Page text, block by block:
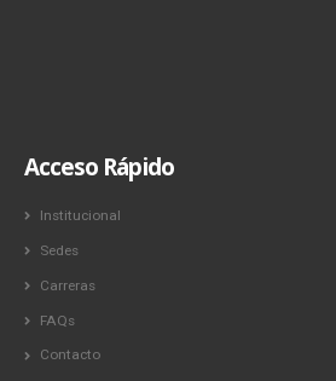
Acceso Rápido
Institucional
Sedes
Carreras
FAQs
Contacto